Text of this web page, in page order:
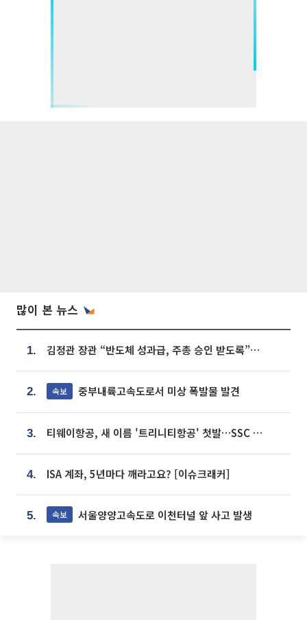
많이 본 뉴스
1. 김정관 장관 “반도체 성과급, 주총 승인 받도록”…상법·자본시장법 개정 시사
2. 속보 중부내륙고속도로서 미상 폭발물 발견
3. 티웨이항공, 새 이름 '트리니티항공' 첫발…SSC 전략 본격화
4. ISA 계좌, 5년마다 깨라고요? [이슈크래커]
5. 속보 서울양양고속도로 이천터널 앞 사고 발생